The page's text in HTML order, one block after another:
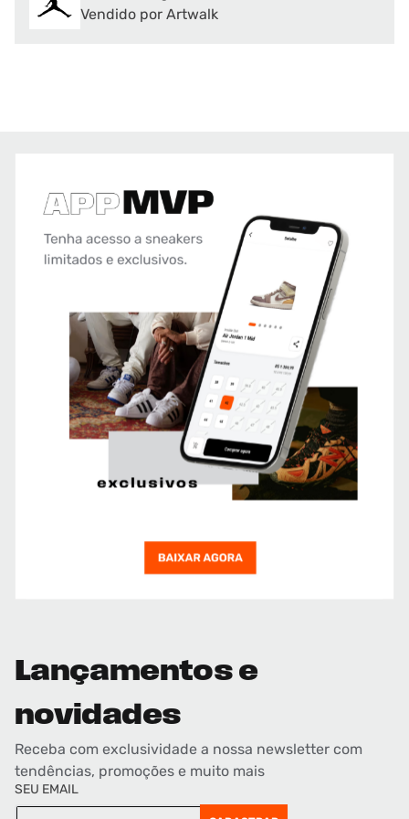
Vendido por Artwalk
Lançamentos e
novidades
Receba com exclusividade a nossa newsletter com
tendências, promoções e muito mais
SEU EMAIL